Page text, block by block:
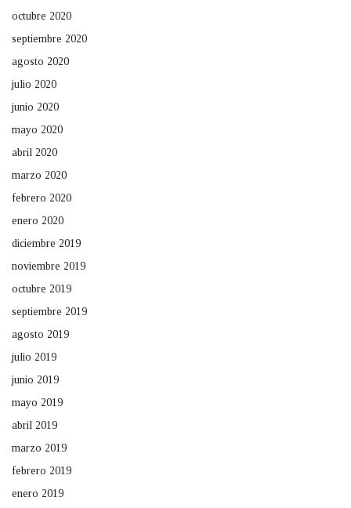
octubre 2020
septiembre 2020
agosto 2020
julio 2020
junio 2020
mayo 2020
abril 2020
marzo 2020
febrero 2020
enero 2020
diciembre 2019
noviembre 2019
octubre 2019
septiembre 2019
agosto 2019
julio 2019
junio 2019
mayo 2019
abril 2019
marzo 2019
febrero 2019
enero 2019